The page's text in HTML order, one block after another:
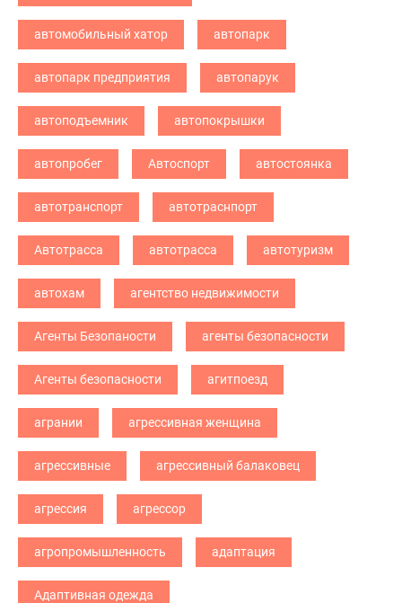
автомобильный хатор автопарк
автопарк предприятия автопарук
автоподъемник автопокрышки
автопробег Автоспорт автостоянка
автотранспорт автотраснпорт
Автотрасса автотрасса автотуризм
автохам агентство недвижимости
Агенты Безопаности агенты безопасности
Агенты безопасности агитпоезд
агрании агрессивная женщина
агрессивные агрессивный балаковец
агрессия агрессор
агропромышленность адаптация
Адаптивная одежда